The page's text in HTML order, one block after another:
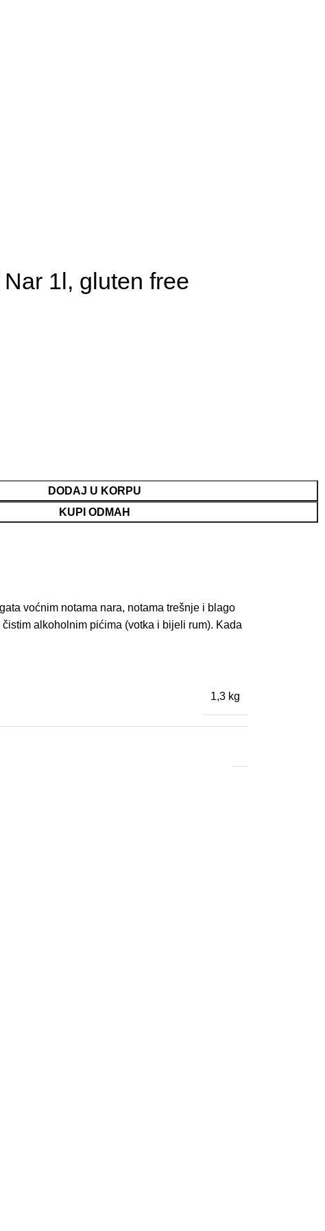
1l, gluten free
DODAJ U KORPU
KUPI ODMAH
voćnim notama nara, notama trešnje i blago
alkoholnim pićima (votka i bijeli rum). Kada
1,3 kg